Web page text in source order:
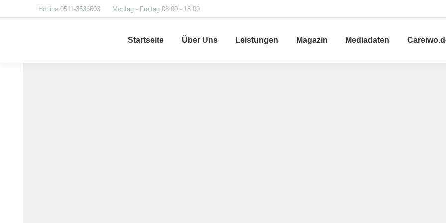
Hotline 0511-3536603 Montag - Freitag 08:00 - 18:00
Startseite Über Uns Leistungen Magazin Mediadaten